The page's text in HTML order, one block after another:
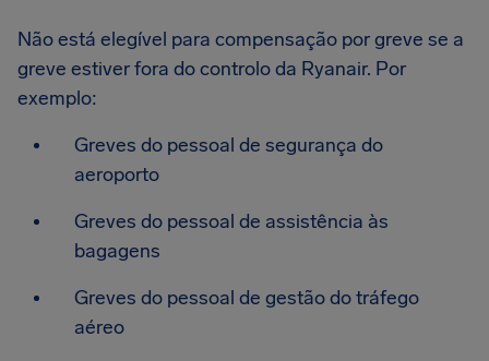
Não está elegível para compensação por greve se a
greve estiver fora do controlo da Ryanair. Por
exemplo:
Greves do pessoal de segurança do
aeroporto
Greves do pessoal de assistência às
bagagens
Greves do pessoal de gestão do tráfego
aéreo